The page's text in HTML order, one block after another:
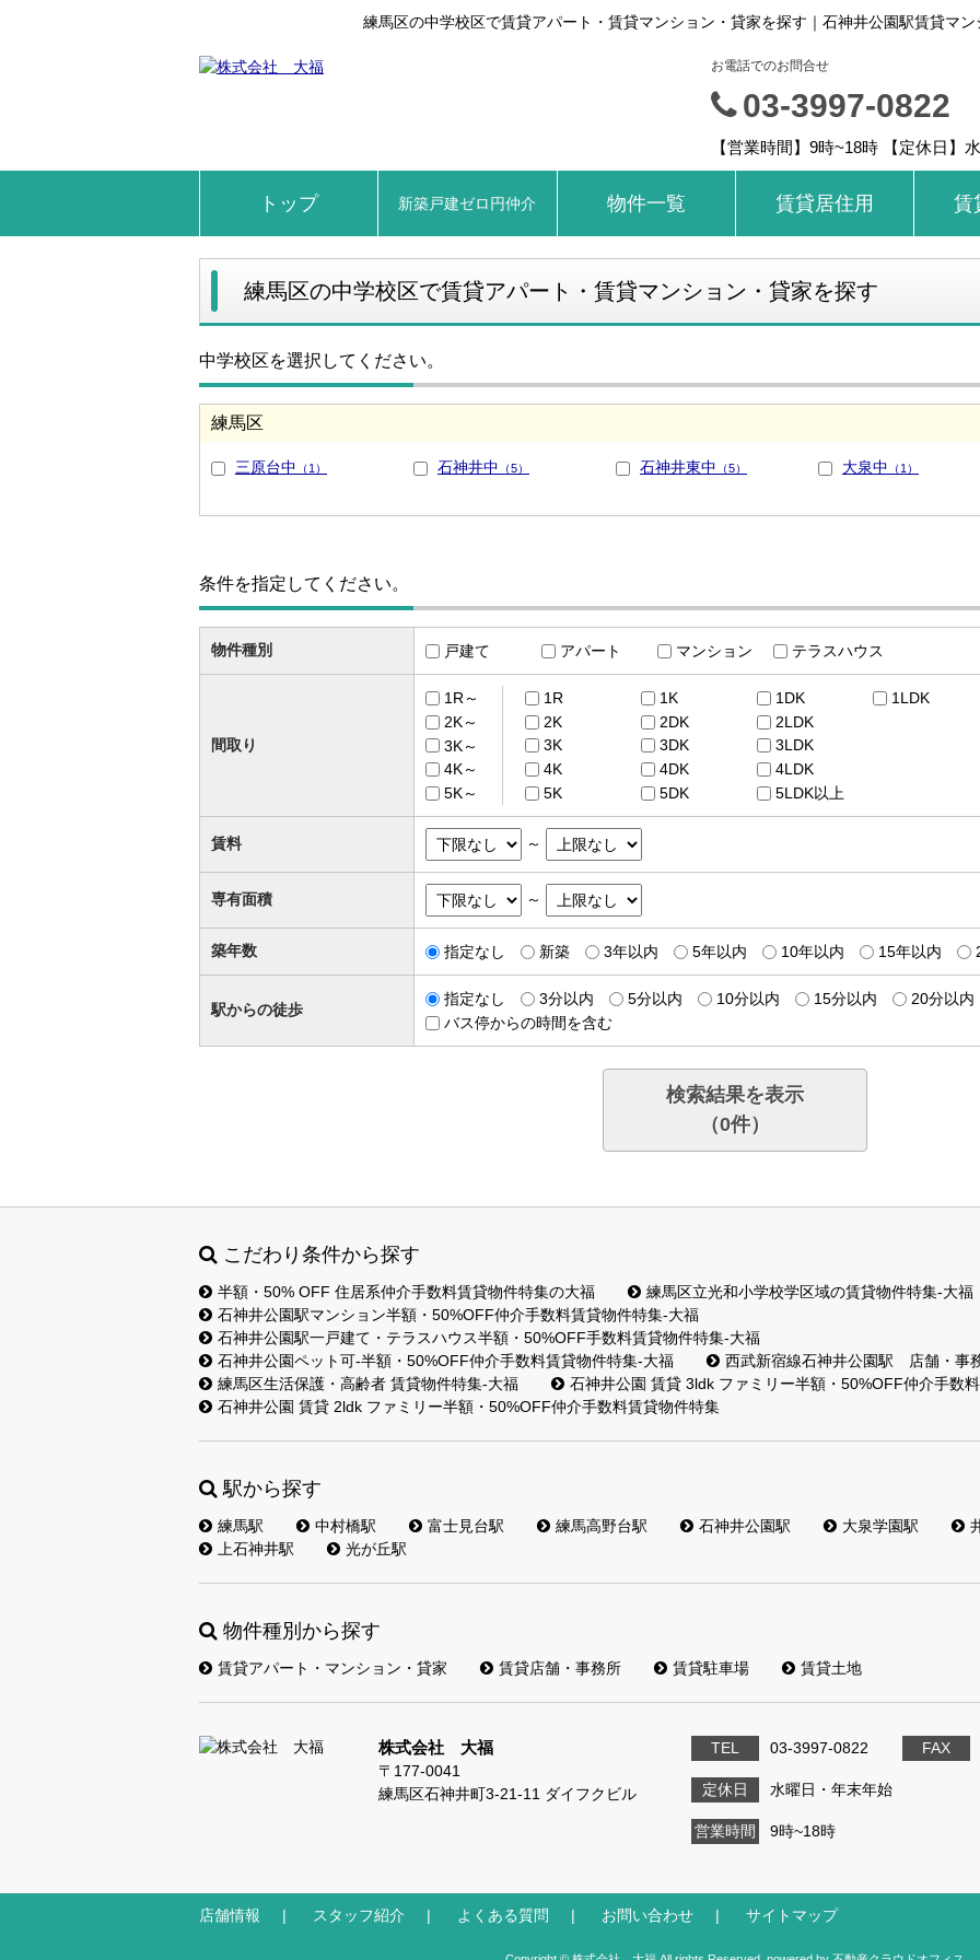
練馬区の中学校区で賃貸アパート・賃貸マンション・貸家を探す｜石神井公園駅賃貸マ
お電話でのお問合せ
03-3997-0822
【営業時間】9時~18時 【定休日】
トップ 新築戸建ゼロ円仲介 物件一覧 賃貸居住用 賃
練馬区の中学校区で賃貸アパート・賃貸マンション・貸家を探す
中学校区を選択してください。
練馬区
三原台中 （1） 石神井中 （5） 石神井東中 （5） 大泉中 （1）
条件を指定してください。
物件種別 戸建て アパート マンション テラスハウス
間取り
1R～
2K～
3K～
4K～
5K～
1R 1K 1DK
1LDK
2K
2DK
2LDK
3K
3DK
3LDK
4K
4DK
4LDK
5K
5DK 5LDK以上
賃料 ～
専有面積 ～
築年数 指定なし 新築 3年以内 5年以内 10年以内 15年以内
駅からの徒歩
指定なし 3分以内 5分以内 10分以内 15分以内
20分以内
バス停からの時間を含む
検索結果を表示
（0件）
こだわり条件から探す
半額・50% OFF 住居系仲介手数料賃貸物件特集の大福
練馬区立光和小学校学区域の賃貸物件特集-大福
石神井公園駅マンション半額・50%OFF仲介手数料賃貸物件特集-大福
石神井公園駅一戸建て・テラスハウス半額・50%OFF手数料賃貸物件特集-大福
石神井公園ペット可-半額・50%OFF仲介手数料賃貸物件特集-大福
西武新宿線石神井公園駅 店舗・事
練馬区生活保護・高齢者 賃貸物件特集-大福
石神井公園 賃貸 3ldk ファミリー半額・50%OFF仲介手数
石神井公園 賃貸 2ldk ファミリー半額・50%OFF仲介手数料賃貸物件特集
駅から探す
練馬駅 中村橋駅 富士見台駅 練馬高野台駅 石神井公園駅 大泉学園駅
上石神井駅
光が丘駅
物件種別から探す
賃貸アパート・マンション・貸家 賃貸店舗・事務所 賃貸駐車場 賃貸土地
株式会社 大福
〒177-0041
練馬区石神井町3-21-11 ダイフクビル
TEL 03-3997-0822 FAX
定休日 水曜日・年末年始
営業時間 9時~18時
店舗情報 スタッフ紹介 よくある質問 お問い合わせ サイトマップ